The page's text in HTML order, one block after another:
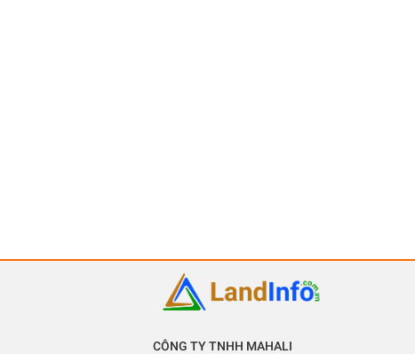
CÔNG TY TNHH MAHALI